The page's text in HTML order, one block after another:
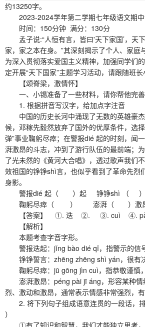
约13250字。
2023-2024学年第二学期七年级语文期
时间：150分钟 满分：130分
孟子说:“人恒有言，皆曰'天下家国’，天
家，家之本在身。”其深刻揭示了个人、家庭
为深入贯彻落实爱国主义精神，加强同学们
定开展“天下国家”主题学习活动，请跟随班长
【颂脊梁，激情怀】
一、小锡准备了一些材料，请你帮他完善
1. 根据拼音写汉字，给加点字注音
中国的历史长河中涌现了无数的英雄豪
候，邓稼先毅然放弃了国外的优厚条件，选
弹”事业鞠躬尽瘁；在警报dié 起的时刻，闻
湃激昂的斗志，冲到了游行队伍的最前端；
了光未然的《黄河大合唱》，透过歌声我们
效祖国的铮铮shì言，也似乎看到了革命先烈
身影。
警报dié 起（ ）起 铮铮shì （
鞠躬尽瘁（ ） 澎湃（ ）激
【答案】 ①. 迭 ②. ③. cuì ④.
【解析】
本题考查字音字形。
警报迭起：jǐng bào dié qǐ，指警示的信号
铮铮誓言：zhēng zhēng shì yán，很有决
鞠躬尽瘁：jū gōng jìn cuì，指恭敬谨慎，
澎湃激昂：péng pài jī áng，形容某种情
烈、激动和激昂，通常表示情感非常强烈，有
2. 将下列句子组成语意连贯的一段话，
）
①有了知识和智慧，我们才能独立思考，